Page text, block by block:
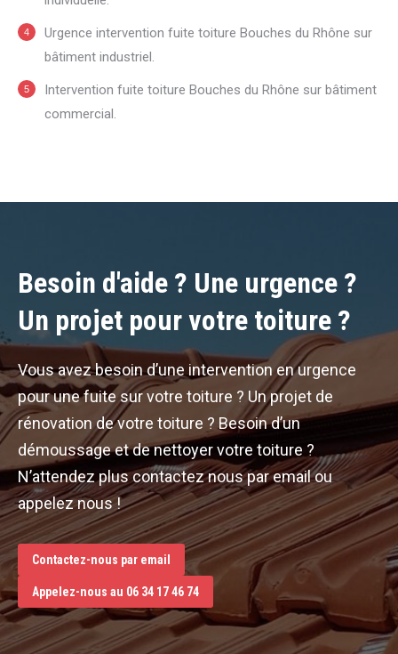
Urgence intervention fuite toiture Bouches du Rhône sur
bâtiment industriel.
Intervention fuite toiture Bouches du Rhône sur bâtiment
commercial.
Besoin d'aide ? Une urgence ?
Un projet pour votre toiture ?
Vous avez besoin d’une intervention en urgence
pour une fuite sur votre toiture ? Un projet de
rénovation de votre toiture ? Besoin d’un
démoussage et de nettoyer votre toiture ?
N’attendez plus contactez nous par email ou
appelez nous !
Contactez-nous par email
Appelez-nous au 06 34 17 46 74